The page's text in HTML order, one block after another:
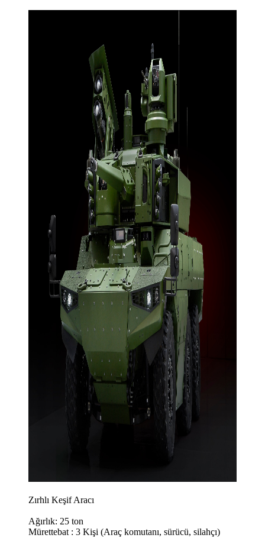
Zırhlı Keşif Aracı
Ağırlık: 25 ton
Mürettebat : 3 Kişi (Araç komutanı, sürücü, silahçı)